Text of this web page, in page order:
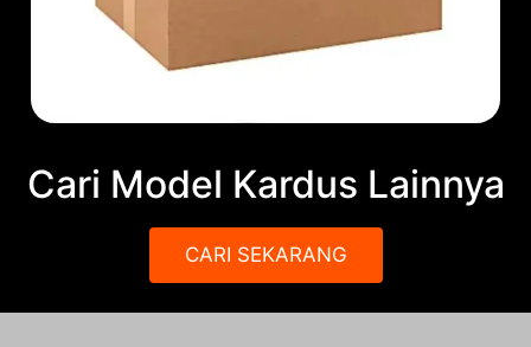
Cari Model Kardus Lainnya
CARI SEKARANG